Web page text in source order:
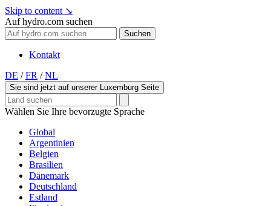
Skip to content ↘
Auf hydro.com suchen
Suchen
Kontakt
DE / FR / NL
Sie sind jetzt auf unserer Luxemburg Seite
Wählen Sie Ihre bevorzugte Sprache
Global
Argentinien
Belgien
Brasilien
Dänemark
Deutschland
Estland